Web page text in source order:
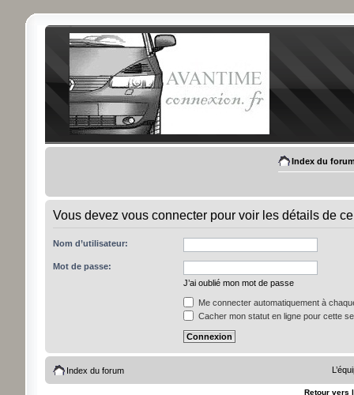
Index du
Vous devez vous connecter pour voir les détails de
Nom d’utilisateur:
Mot de passe:
J’ai oublié mon mot de passe
Me connecter automatiquement à
Cacher mon statut en ligne pour cette
Index du forum
Retour vers